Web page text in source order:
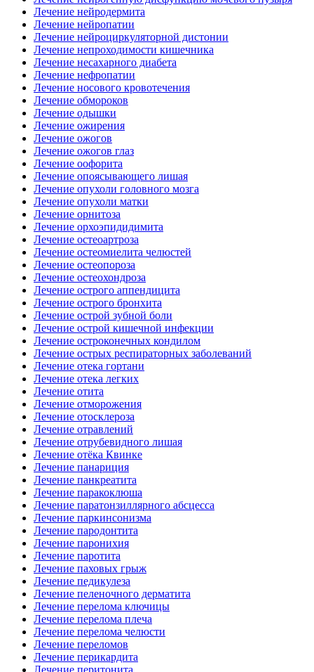
Лечение нейродермита
Лечение нейропатии
Лечение нейроциркуляторной дистонии
Лечение непроходимости кишечника
Лечение несахарного диабета
Лечение нефропатии
Лечение носового кровотечения
Лечение обмороков
Лечение одышки
Лечение ожирения
Лечение ожогов
Лечение ожогов глаз
Лечение оофорита
Лечение опоясывающего лишая
Лечение опухоли головного мозга
Лечение опухоли матки
Лечение орнитоза
Лечение орхоэпидидимита
Лечение остеоартроза
Лечение остеомиелита челюстей
Лечение остеопороза
Лечение остеохондроза
Лечение острого аппендицита
Лечение острого бронхита
Лечение острой зубной боли
Лечение острой кишечной инфекции
Лечение остроконечных кондилом
Лечение острых респираторных заболеваний
Лечение отека гортани
Лечение отека легких
Лечение отита
Лечение отморожения
Лечение отосклероза
Лечение отравлений
Лечение отрубевидного лишая
Лечение отёка Квинке
Лечение панариция
Лечение панкреатита
Лечение паракоклюша
Лечение паратонзиллярного абсцесса
Лечение паркинсонизма
Лечение пародонтита
Лечение паронихия
Лечение паротита
Лечение паховых грыж
Лечение педикулеза
Лечение пеленочного дерматита
Лечение перелома ключицы
Лечение перелома плеча
Лечение перелома челюсти
Лечение переломов
Лечение перикардита
Лечение перитонита